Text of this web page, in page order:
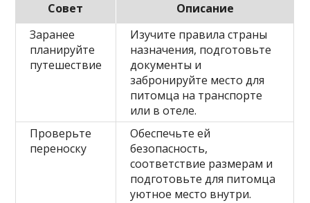
Совет
Описание
Заранее
планируйте
путешествие
Изучите правила страны
назначения, подготовьте
документы и
забронируйте место для
питомца на транспорте
или в отеле.
Проверьте
переноску
Обеспечьте ей
безопасность,
соответствие размерам и
подготовьте для питомца
уютное место внутри.